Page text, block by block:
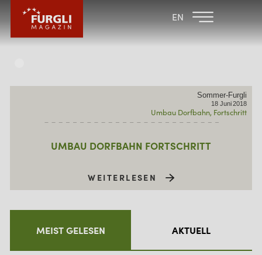
EN
FAMILIENHOTEL
FURGLER
KINDER
Sommer-Furgli
18 Juni 2018
Umbau Dorfbahn Fortschritt
UMBAU DORFBAHN FORTSCHRITT
WEITERLESEN
MEIST GELESEN AKTUELL